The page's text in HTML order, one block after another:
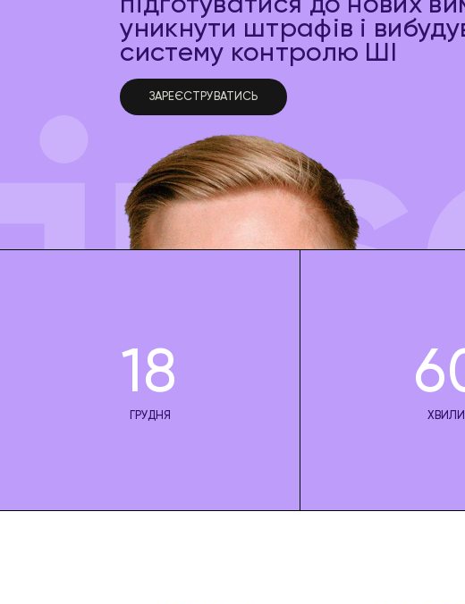
уникнути штрафів і
систему контролю ШІ
ЗАРЕЄСТРУВАТИСЬ
18
ГРУДНЯ